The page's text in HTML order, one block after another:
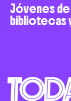
Jóvenes de
bibliotecas